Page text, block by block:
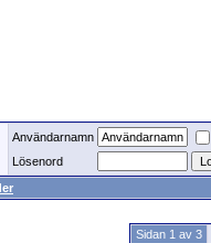
Användarnamn
Lösenord
Sidan 1 av 3